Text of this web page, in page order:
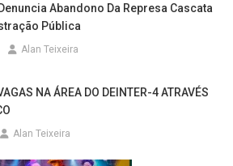
Abandono Da Represa Cascata
Pública
Alan Teixeira
NA ÁREA DO DEINTER-4 ATRAVÉS
Alan Teixeira